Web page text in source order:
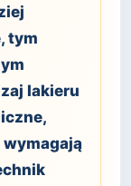
tym
lakieru
wymagają